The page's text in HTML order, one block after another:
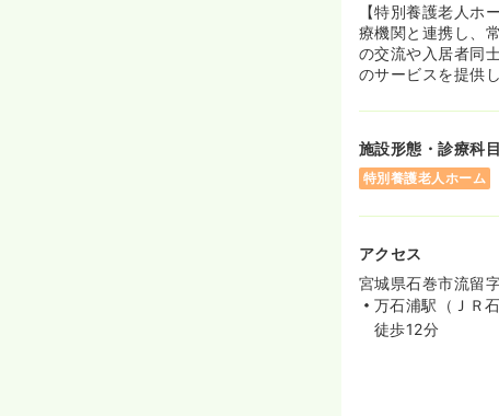
【特別養護老人
療機関と連携し、
の交流や入居者同
のサービスを提供
施設形態・診療科目
特別養護老人ホーム
アクセス
宮城県石巻市流留
万石浦駅（ＪＲ石
徒歩12分